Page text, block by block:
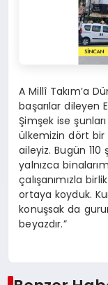
A Millî Takım’a
başarılar dileyen
Şimşek ise
ülkemizin dört
aileyiz. Bugün
yalnızca
çalışanımızla
ortaya koyduk.
konuşsak da
beyazdır.”